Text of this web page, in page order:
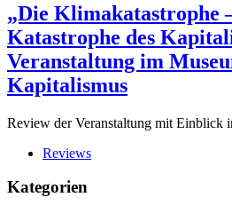
„Die Klimakatastrophe
Katastrophe des
Veranstaltung im
Kapitalismus
Review der Veranstaltung mit Einblick
Reviews
Kategorien